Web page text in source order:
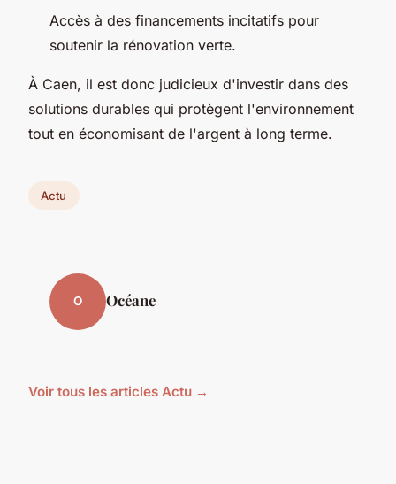
Accès à des financements incitatifs pour
soutenir la rénovation verte.
À Caen, il est donc judicieux d'investir dans des
solutions durables qui protègent l'environnement
tout en économisant de l'argent à long terme.
Actu
O Océane
Voir tous les articles Actu →